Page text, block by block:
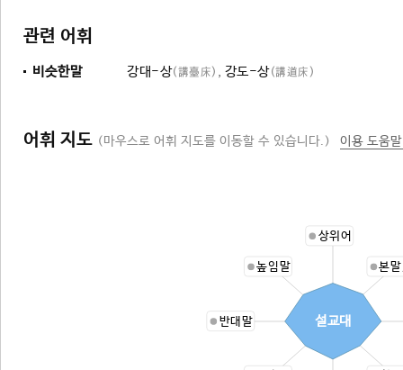
관련 어휘
비슷한말 강대-상(講臺床) , 강도-상(講道床)
어휘 지도 (마우스로 어휘 지도를 이동할 수 있습니다.) 이용 도움
상위어
본
반대말
높임말
설교대